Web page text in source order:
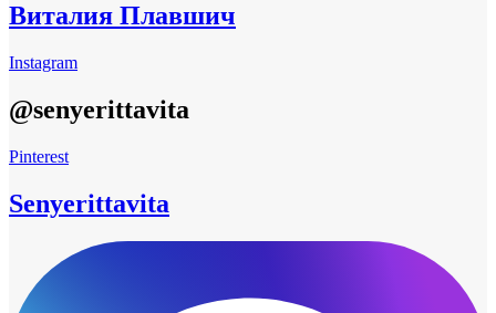
Виталия Плавшич
Instagram
@senyerittavita
Pinterest
Senyerittavita